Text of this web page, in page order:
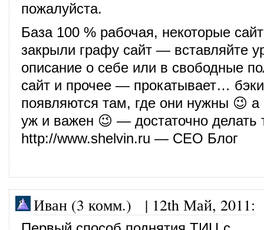
пожалуйста.
База 100 % рабочая, некоторые
закрыли графу сайт — вставляйте
описание о себе или в свободные
сайт и прочее — прокатывает…
появляются там, где они нужны 😉 а
уж и важен 😉 — достаточно делать
http://www.shelvin.ru — СЕО Блог
Иван (3 комм.) | 12th Май, 2011: